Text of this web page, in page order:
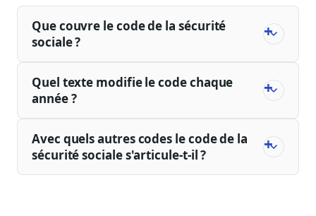
Que couvre le code de la sécurité
sociale ?
Quel texte modifie le code chaque
année ?
Avec quels autres codes le code de la
sécurité sociale s'articule-t-il ?